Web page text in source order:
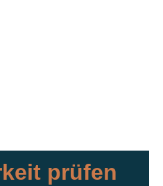
prüfen